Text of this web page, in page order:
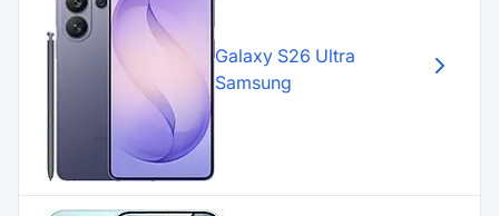
Galaxy S26 Ultra
Samsung